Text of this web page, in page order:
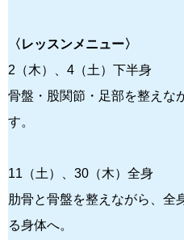
〈レッスンメニュー〉
2（木）、4（土）下半身
骨盤・股関節・足部を整えな
す。
11（土）、30（木）全身
肋骨と骨盤を整えながら、全
る身体へ。